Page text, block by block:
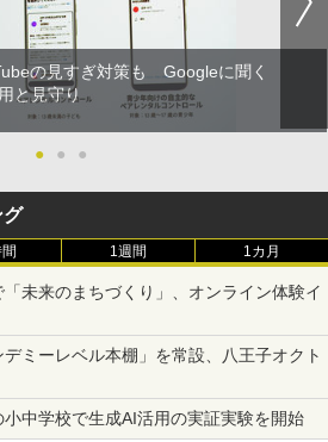
の見すぎ対策も Googleに聞く
と見守り
● ● ●
グ
1週間 1カ月
未来のまちづくり」、オンライン体験イ
ミーレベル本棚」を常設、八王子オクト
中学校で生成AI活用の実証実験を開始